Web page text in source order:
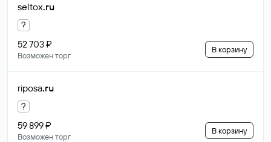
seltox.ru
?
52 703 ₽
Возможен торг
В корзину
riposa.ru
?
59 899 ₽
Возможен торг
В корзину